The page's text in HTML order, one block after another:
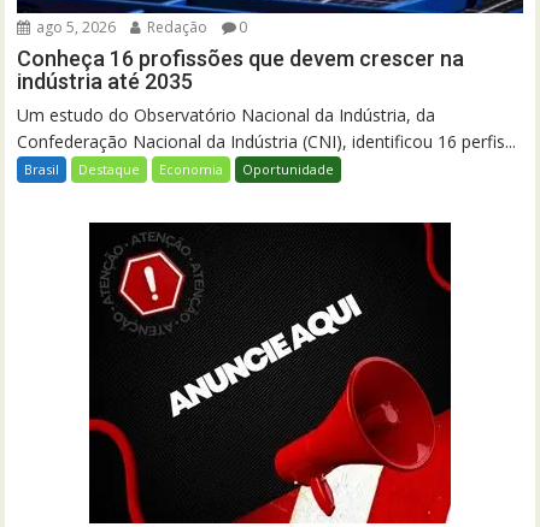
ago 5, 2026 Redação 0
Conheça 16 profissões que devem crescer na
indústria até 2035
Um estudo do Observatório Nacional da Indústria, da
Confederação Nacional da Indústria (CNI), identificou 16 perfis...
Brasil Destaque Economia Oportunidade